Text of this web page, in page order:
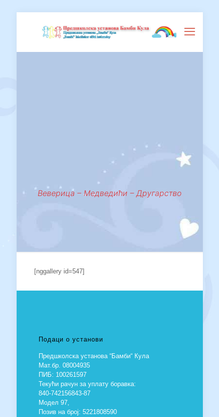
Веверица – Медведићи – Другарство
[nggallery id=547]
Подаци о установи
Предшколска установа “Бамби“ Кула
Мат.бр. 08004935
ПИБ: 100261597
Текући рачун за уплату боравка:
840-742156843-87
Модел 97,
Позив на број: 5221808590